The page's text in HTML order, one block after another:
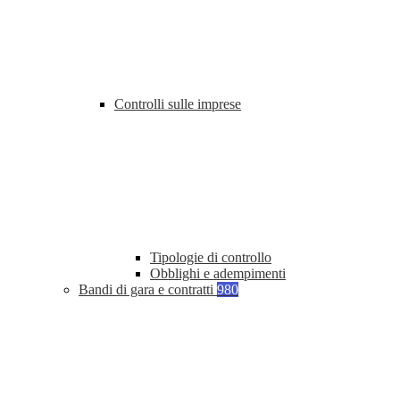
Controlli sulle imprese
Tipologie di controllo
Obblighi e adempimenti
Bandi di gara e contratti 980